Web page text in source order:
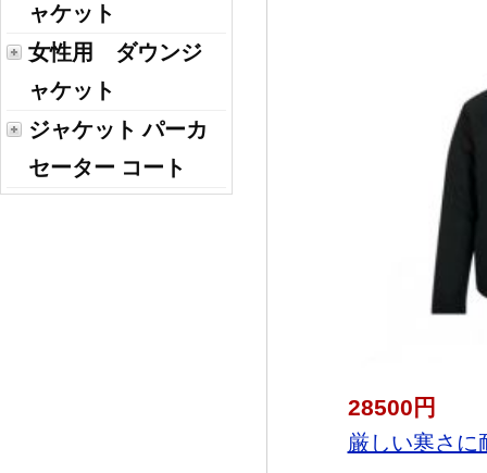
ャケット
女性用 ダウンジ
ャケット
ジャケット パーカ
セーター コート
28500円
厳しい寒さ